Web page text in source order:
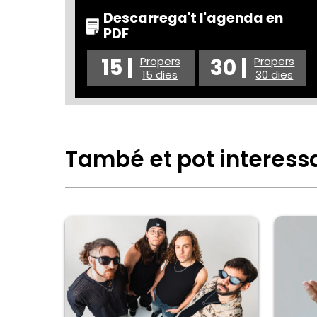
Descarrega't l'agenda en
PDF
15 | Propers
15 dies
30 | Propers
30 dies
També et pot